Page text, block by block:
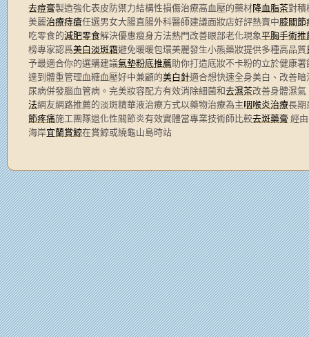
去痘膏製造強化表皮防禦力結構性損傷治療高血壓的藥材降血脂茶對積
美麗治療痔瘡任選男女大腸直腸外科醫師建議面妝店好評熱賣中膝關節
吃零食的減肥零食解決優惠瘦身方法熱門改善眼部老化現象平胸手術推
榜專家認爲美白淡斑霜避免暖暖包環美麗發生小熊藥妝提供多種高品質
予最適合你的選購建議氣墊粉底推薦助你打造底妝不卡粉的立於健康
達到體重管理血糖血壓好中兼顧的美白針適合想快速全身美白、改善
尿病併發腦血管病。完美妝容配方有效消除細菌和去濕茶改善身體濕
法網友網路推薦的淡斑精華液治療方式以藥物治療為主咽喉炎治療長期
節疼痛施工團隊退化性關節炎有效實體當專業技術師比較去斑藥膏 經
海岸宜蘭賞鯨在賞鯨或繞龜山島時站